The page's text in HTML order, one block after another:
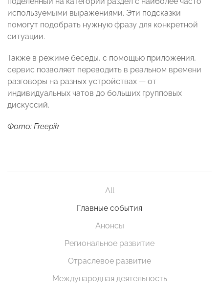
используемыми выражениями. Эти подсказки
помогут подобрать нужную фразу для конкретной
ситуации.
Также в режиме беседы, с помощью приложения,
сервис позволяет переводить в реальном времени
разговоры на разных устройствах — от
индивидуальных чатов до больших групповых
дискуссий.
Фото: Freepik
All
Главные события
Анонсы
Региональное развитие
Отраслевое развитие
Международная деятельность